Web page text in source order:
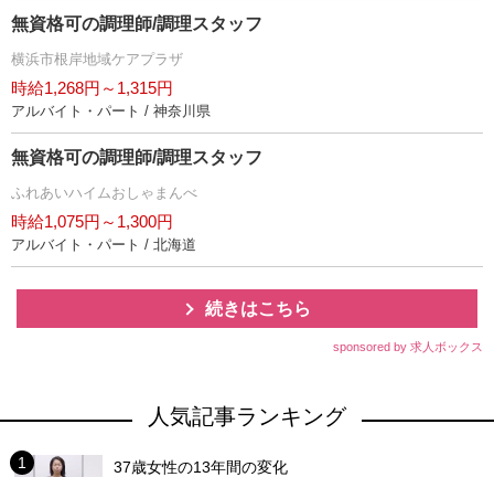
無資格可の調理師/調理スタッフ
横浜市根岸地域ケアプラザ
時給1,268円～1,315円
アルバイト・パート / 神奈川県
無資格可の調理師/調理スタッフ
ふれあいハイムおしゃまんべ
時給1,075円～1,300円
アルバイト・パート / 北海道
続きはこちら
sponsored by 求人ボックス
人気記事ランキング
37歳女性の13年間の変化